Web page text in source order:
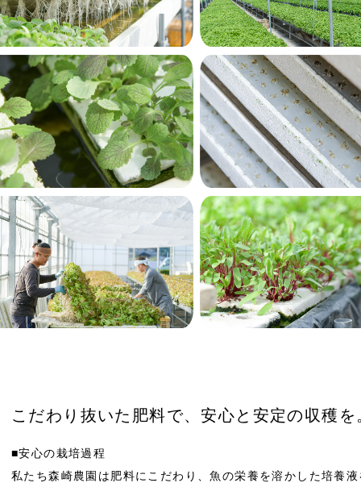
こだわり抜いた肥料で、安心と安定の収穫を
■安心の栽培過程
私たち森崎農園は肥料にこだわり、魚の栄養を溶かした培養液